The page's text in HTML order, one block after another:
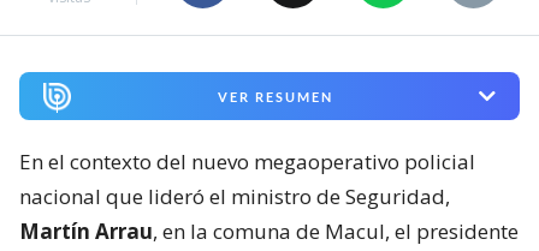
VER RESUMEN
En el contexto del nuevo megaoperativo policial
nacional que lideró el ministro de Seguridad,
Martín Arrau, en la comuna de Macul, el presidente